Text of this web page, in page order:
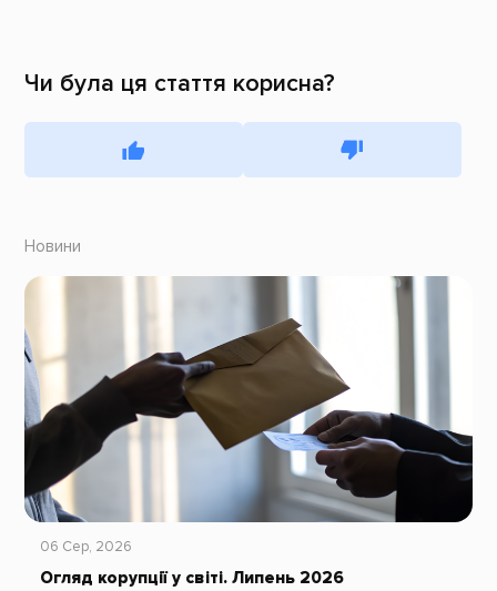
Чи була ця стаття корисна?
Новини
06 Сер, 2026
Огляд корупції у світі. Липень 2026